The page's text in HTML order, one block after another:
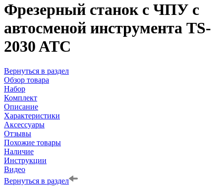
Фрезерный станок с ЧПУ с
автосменой инструмента TS-
2030 ATC
Вернуться в раздел
Обзор товара
Набор
Комплект
Описание
Характеристики
Аксессуары
Отзывы
Похожие товары
Наличие
Инструкции
Видео
Вернуться в раздел